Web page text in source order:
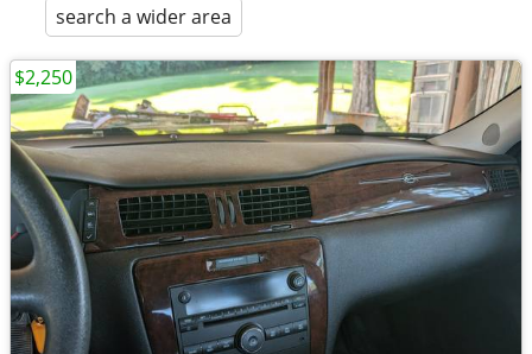
search a wider area
$2,250